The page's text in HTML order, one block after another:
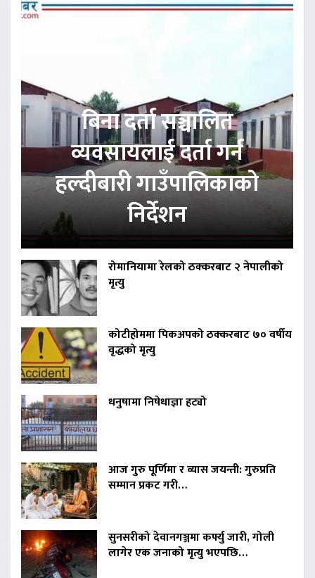
बिना दर्ता सञ्चालित
व्यवसायलाई दर्ता गर्न
हल्दीबारी गाउँपालिकाको
निर्देशन
रोमानियामा रेलको ठक्करबाट २ नेपालीको
मृत्यु
कोटीहोममा पिकअपको ठक्करबाट ७० वर्षीय
वृद्धको मृत्यु
धनुषामा निषेधाज्ञा हट्यो
आज गुरु पूर्णिमा र व्यास जयन्ती: गुरुप्रति
सम्मान प्रकट गरी…
सुनसरीको देवानगञ्जमा कर्फ्यु जारी, गोली
लागेर एक जनाको मृत्यु भएपछि…